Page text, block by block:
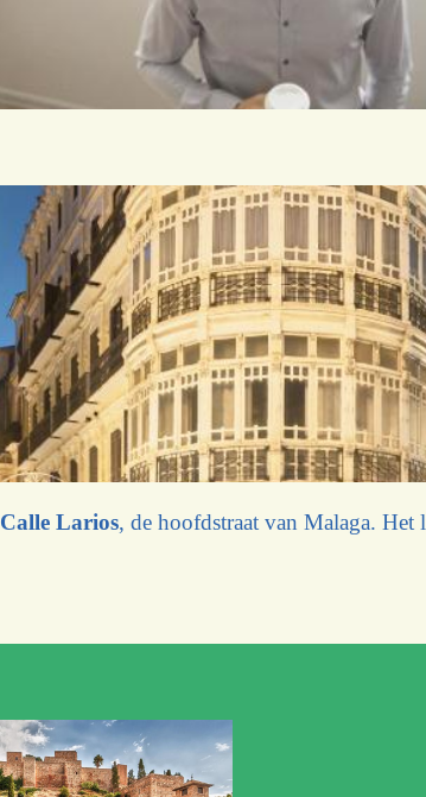
Calle Larios, de hoofdstraat van Malaga.